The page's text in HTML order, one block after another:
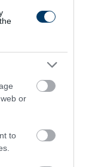
or
to
The First